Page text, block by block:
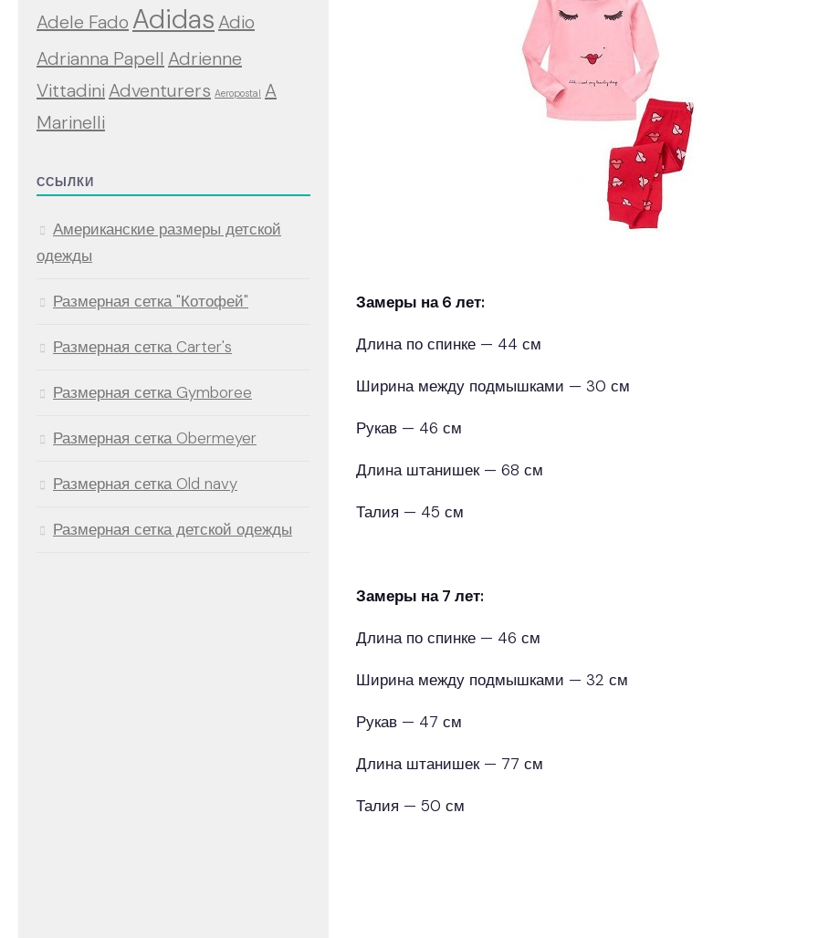
Замеры на 6 лет:
Длина по спинке — 44 см
Ширина между подмышками — 30 см
Рукав — 46 см
Длина штанишек — 68 см
Талия — 45 см
Замеры на 7 лет:
Длина по спинке — 46 см
Ширина между подмышками — 32 см
Рукав — 47 см
Длина штанишек — 77 см
Талия — 50 см
Adele Fado Adidas Adio
Adrianna Papell Adrienne
Vittadini Adventurers Aeropostal A
Marinelli
ССЫЛКИ
Американские размеры детской
одежды
Размерная сетка "Котофей"
Размерная сетка Carter's
Размерная сетка Gymboree
Размерная сетка Obermeyer
Размерная сетка Old navy
Размерная сетка детской одежды